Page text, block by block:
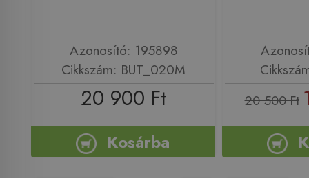
Azonosító: 195898
Cikkszám: BUT_020M
20 900 Ft
Kosárba
20 500 Ft